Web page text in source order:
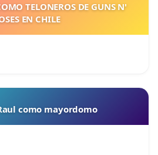
TELONEROS DE GUNS N'
EN CHILE
como mayordomo